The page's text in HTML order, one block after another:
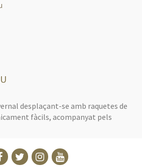
desplaçant-se amb raquetes de
fàcils, acompanyat pels